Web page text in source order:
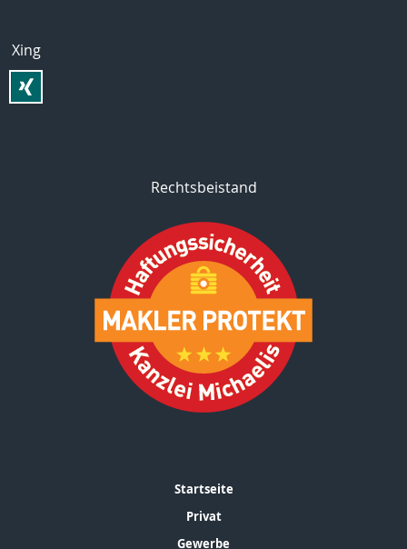
Xing
Rechtsbeistand
Startseite
Privat
Gewerbe